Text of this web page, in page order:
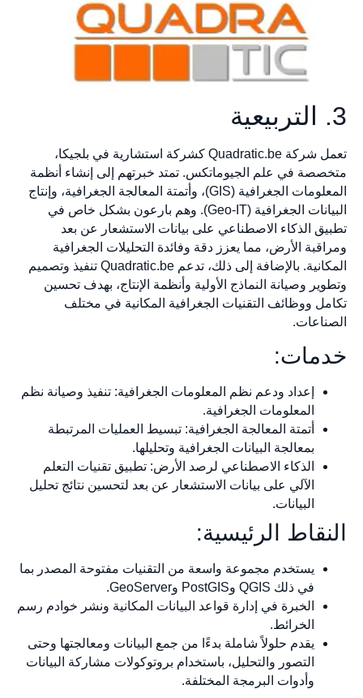
3. التربيعية
تعمل شركة Quadratic.be كشركة استشارية في بلجيكا،
متخصصة في علم الجيوماتكس. تمتد خبرتهم إلى إنشاء أنظمة
المعلومات الجغرافية (GIS)، وأتمتة المعالجة الجغرافية، وإنتاج
البيانات الجغرافية (Geo-IT). وهم بارعون بشكل خاص في
تطبيق الذكاء الاصطناعي على بيانات الاستشعار عن بعد
ومراقبة الأرض، مما يعزز دقة وفائدة التحليلات الجغرافية
المكانية. بالإضافة إلى ذلك، تدعم Quadratic.be تنفيذ وتصميم
وتطوير وصيانة النماذج الأولية وأنظمة الإنتاج، بهدف تحسين
تكامل ووظائف التقنيات الجغرافية المكانية في مختلف
الصناعات.
خدمات:
إعداد ودعم نظم المعلومات الجغرافية: تنفيذ وصيانة نظم
المعلومات الجغرافية.
أتمتة المعالجة الجغرافية: تبسيط العمليات المرتبطة
بمعالجة البيانات الجغرافية وتحليلها.
الذكاء الاصطناعي لرصد الأرض: تطبيق تقنيات التعلم
الآلي على بيانات الاستشعار عن بعد لتحسين نتائج تحليل
البيانات.
النقاط الرئيسية:
يستخدم مجموعة واسعة من التقنيات مفتوحة المصدر بما
في ذلك QGIS وPostGIS وGeoServer.
الخبرة في إدارة قواعد البيانات المكانية ونشر خوادم رسم
الخرائط.
يقدم حلولاً شاملة بدءًا من جمع البيانات ومعالجتها وحتى
التصور والتحليل، باستخدام بروتوكولات مشاركة البيانات
وأدوات البرمجة المختلفة.